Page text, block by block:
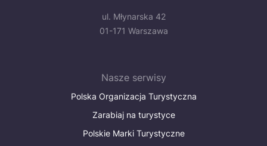
ul. Młynarska 42
01-171 Warszawa
Nasze serwisy
Polska Organizacja Turystyczna
Zarabiaj na turystyce
Polskie Marki Turystyczne